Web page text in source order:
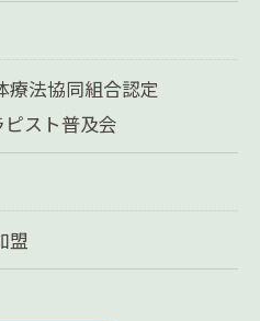
療法協同組合認定
スト普及会
盟